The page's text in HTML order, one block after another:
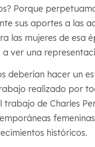
Porque
sus aportes a las
las mujeres de esa
ver una
deberían hacer un
realizado por
de Charles
históricos.